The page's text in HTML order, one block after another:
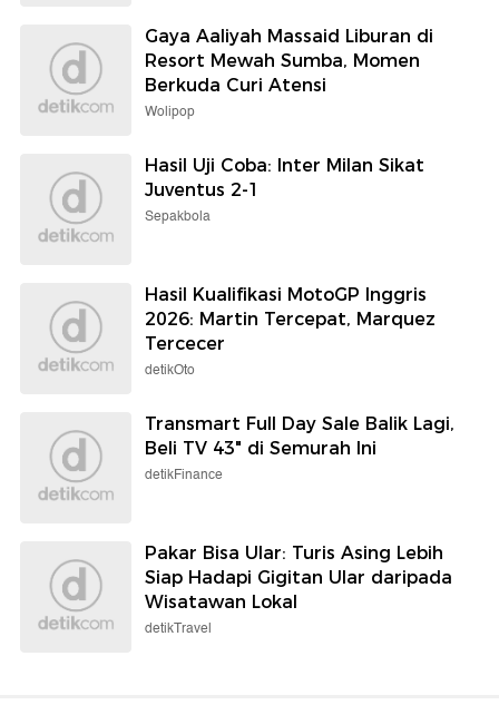
Gaya Aaliyah Massaid Liburan di
Resort Mewah Sumba, Momen
Berkuda Curi Atensi
Wolipop
Hasil Uji Coba: Inter Milan Sikat
Juventus 2-1
Sepakbola
Hasil Kualifikasi MotoGP Inggris
2026: Martin Tercepat, Marquez
Tercecer
detikOto
Transmart Full Day Sale Balik Lagi,
Beli TV 43" di Semurah Ini
detikFinance
Pakar Bisa Ular: Turis Asing Lebih
Siap Hadapi Gigitan Ular daripada
Wisatawan Lokal
detikTravel